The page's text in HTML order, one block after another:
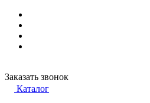
Заказать звонок
Каталог